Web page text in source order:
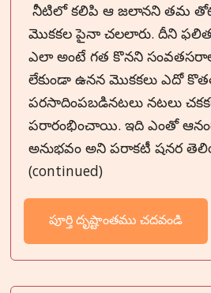
నీటిలో కలిపి ఆ జలానని తమ
మొకకల పైనా చలలారు. దీని
ఎలా అంటే గత కొనని
లేకుండా ఉనన మొకకలు ఎదో
పరసాదింపబడినటలు నటలు
పరారంభించాయి. ఇది ఎంతో
అనుభవం అని పరాకటీ షనర
(continued)
పూర్తి దృష్టాంతము చదవండి